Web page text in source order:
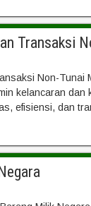
Transaksi
Non-
kelancaran
efisiensi, dan